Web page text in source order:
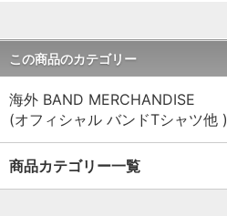
この商品のカテゴリー
海外 BAND MERCHANDISE
(オフィシャル バンドTシャツ他 )
商品カテゴリー一覧